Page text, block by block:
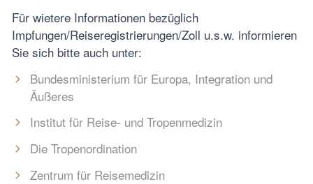
Für wietere Informationen bezüglich
Impfungen/Reiseregistrierungen/Zoll u.s.w. informieren
Sie sich bitte auch unter:
Bundesministerium für Europa, Integration und
Äußeres
Institut für Reise- und Tropenmedizin
Die Tropenordination
Zentrum für Reisemedizin